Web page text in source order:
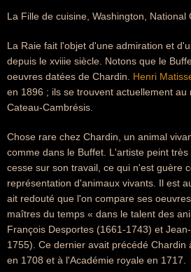
La Fille de cuisine, Washington, National
La Raie fait l'objet d'une admiration et
depuis le xviiie siècle. Notons que le
oeuvres datées de Chardin. Henri
en 1896 ; ils se trouvent actuellement au
Cateau-Cambrésis.
Chose rare chez Chardin, un animal
comme dans le Buffet. L'artiste peint
cesse sur son travail, ce qui n'est guère
représentation d'animaux vivants. Il est
ait redouté que l'on compare ses
maîtres du temps « dans le talent des
François Desportes (1661-1743) et
1755). Ce dernier avait précédé Chardin
en 1708 et à l'Académie royale en 1717.